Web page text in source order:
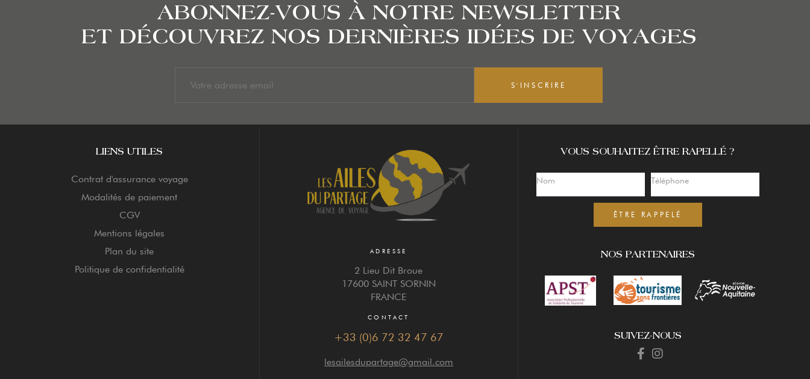
ABONNEZ-VOUS À NOTRE NEWSLETTER
ET DÉCOUVREZ NOS DERNIÈRES IDÉES DE VOYAGES
S'INSCRIRE
LIENS UTILES
Contrat d'assurance voyage
Modalités de paiement
CGV
Mentions légales
Plan du site
Politique de confidentialité
ADRESSE
2 Lieu Dit Broue
17600 SAINT SORNIN
FRANCE
CONTACT
+33 (0)6 72 32 47 67
lesailesdupartage@gmail.com
VOUS SOUHAITEZ ÊTRE RAPELLÉ ?
ÊTRE RAPPELÉ
NOS PARTENAIRES
SUIVEZ-NOUS